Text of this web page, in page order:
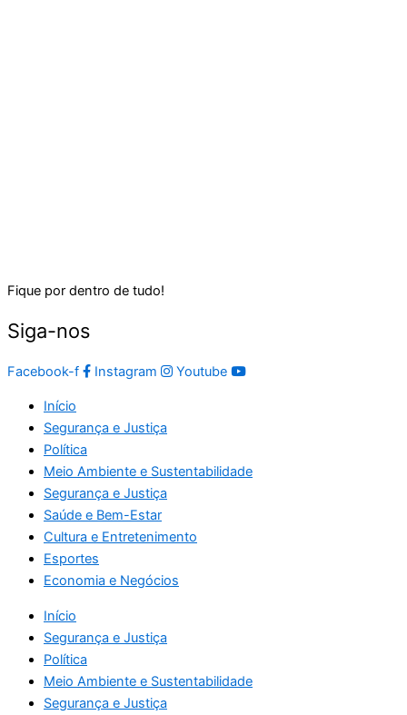
Fique por dentro de tudo!
Siga-nos
Facebook-f Instagram Youtube
Início
Segurança e Justiça
Política
Meio Ambiente e Sustentabilidade
Segurança e Justiça
Saúde e Bem-Estar
Cultura e Entretenimento
Esportes
Economia e Negócios
Início
Segurança e Justiça
Política
Meio Ambiente e Sustentabilidade
Segurança e Justiça